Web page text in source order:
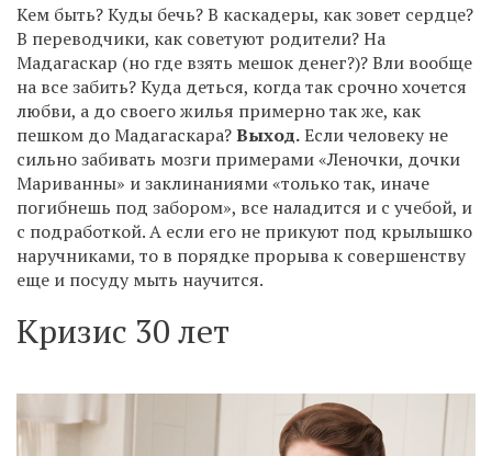
Кем быть? Куды бечь? В каскадеры, как зовет сердце?
В переводчики, как советуют родители? На
Мадагаскар (но где взять мешок денег?)? Bли вообще
на все забить? Куда деться, когда так срочно хочется
любви, а до своего жилья примерно так же, как
пешком до Мадагаскара?Выход.Если человеку не
сильно забивать мозги примерами «Леночки, дочки
Мариванны» и заклинаниями «только так, иначе
погибнешь под забором», все наладится и с учебой, и
с подработкой. А если его не прикуют под крылышко
наручниками, то в порядке прорыва к совершенству
еще и посуду мыть научится.
Кризис 30 лет